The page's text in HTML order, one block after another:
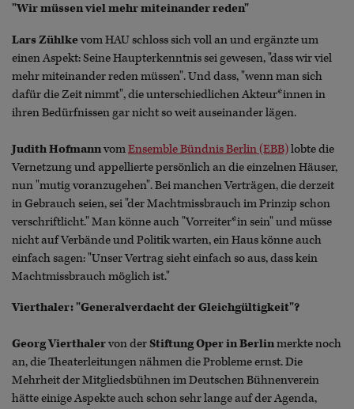
"Wir müssen viel mehr miteinander reden"
Lars Zühlkevom HAU schloss sich voll an und ergänzte um
einen Aspekt: Seine Haupterkenntnis sei gewesen, "dass wir viel
mehr miteinander reden müssen". Und dass, "wenn man sich
dafür die Zeit nimmt", die unterschiedlichen Akteur*innen in
ihren Bedürfnissen gar nicht so weit auseinander lägen.
Judith HofmannvomEnsemble Bündnis Berlin (EBB)lobte die
Vernetzung und appellierte persönlich an die einzelnen Häuser,
nun "mutig voranzugehen". Bei manchen Verträgen, die derzeit
in Gebrauch seien, sei "der Machtmissbrauch im Prinzip schon
verschriftlicht." Man könne auch "Vorreiter*in sein" und müsse
nicht auf Verbände und Politik warten, ein Haus könne auch
einfach sagen: "Unser Vertrag sieht einfach so aus, dass kein
Machtmissbrauch möglich ist."
Vierthaler: "Generalverdacht der Gleichgültigkeit"?
Georg Vierthalervon derStiftung Oper in Berlinmerkte noch
an, die Theaterleitungen nähmen die Probleme ernst. Die
Mehrheit der Mitgliedsbühnen im Deutschen Bühnenverein
hätte einige Aspekte auch schon sehr lange auf der Agenda,